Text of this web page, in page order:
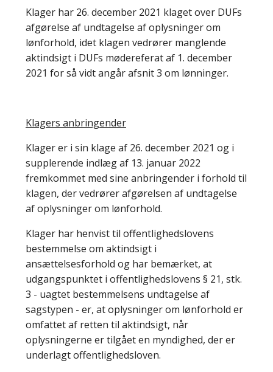
Klager har 26. december 2021 klaget over DUFs
afgørelse af undtagelse af oplysninger om
lønforhold, idet klagen vedrører manglende
aktindsigt i DUFs mødereferat af 1. december
2021 for så vidt angår afsnit 3 om lønninger.
Klagers anbringender
Klager er i sin klage af 26. december 2021 og i
supplerende indlæg af 13. januar 2022
fremkommet med sine anbringender i forhold til
klagen, der vedrører afgørelsen af undtagelse
af oplysninger om lønforhold.
Klager har henvist til offentlighedslovens
bestemmelse om aktindsigt i
ansættelsesforhold og har bemærket, at
udgangspunktet i offentlighedslovens § 21, stk.
3 - uagtet bestemmelsens undtagelse af
sagstypen - er, at oplysninger om lønforhold er
omfattet af retten til aktindsigt, når
oplysningerne er tilgået en myndighed, der er
underlagt offentlighedsloven.